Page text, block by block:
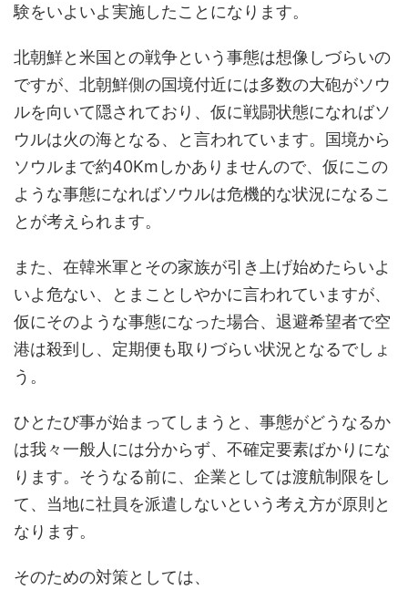
験をいよいよ実施したことになります。
北朝鮮と米国との戦争という事態は想像しづらいの
ですが、北朝鮮側の国境付近には多数の大砲がソウ
ルを向いて隠されており、仮に戦闘状態になればソ
ウルは火の海となる、と言われています。国境から
ソウルまで約40Kmしかありませんので、仮にこの
ような事態になればソウルは危機的な状況になるこ
とが考えられます。
また、在韓米軍とその家族が引き上げ始めたらいよ
いよ危ない、とまことしやかに言われていますが、
仮にそのような事態になった場合、退避希望者で空
港は殺到し、定期便も取りづらい状況となるでしょ
う。
ひとたび事が始まってしまうと、事態がどうなるか
は我々一般人には分からず、不確定要素ばかりにな
ります。そうなる前に、企業としては渡航制限をし
て、当地に社員を派遣しないという考え方が原則と
なります。
そのための対策としては、